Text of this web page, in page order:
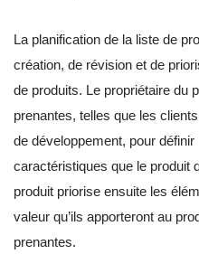
La planification de la liste de
création, de révision et de
de produits. Le propriétaire du
prenantes, telles que les
de développement, pour
caractéristiques que le produit
produit priorise ensuite les
valeur qu’ils apporteront au
prenantes.